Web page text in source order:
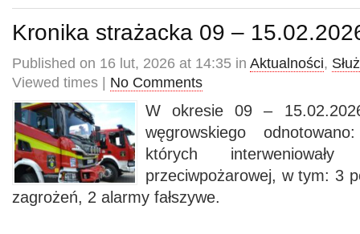
Kronika strażacka 09 –
Published on 16 lut, 2026 at 14:35 in Aktualności,
Viewed times | No Comments
W okresie 09 –
węgrowskiego
których
przeciwpożarowej, w tym: 3
zagrożeń, 2 alarmy fałszywe.